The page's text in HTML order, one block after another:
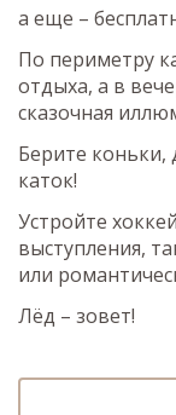
а еще –
По периметру
отдыха, а в
сказочная
Берите коньки,
каток!
Устройте
выступления,
или
Лёд – зовет!